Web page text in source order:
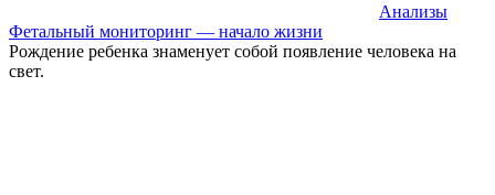
Анализы
Фетальный мониторинг — начало жизни
Рождение ребенка знаменует собой появление человека на
свет.